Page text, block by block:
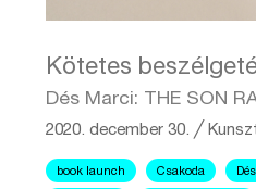
Kötetes
Dés Marci: THE SON
2020. december 30. ╱
book launch Csakoda